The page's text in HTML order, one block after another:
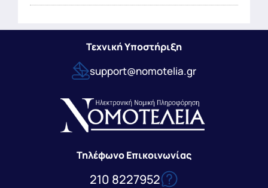
Τεχνική Υποστήριξη
support@nomotelia.gr
Τηλέφωνο Επικοινωνίας
210 8227952